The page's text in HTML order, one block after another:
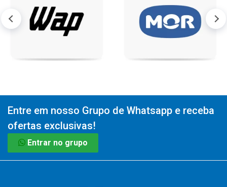
Entre em nosso Grupo de Whatsapp e receba
ofertas exclusivas!
Entrar no grupo